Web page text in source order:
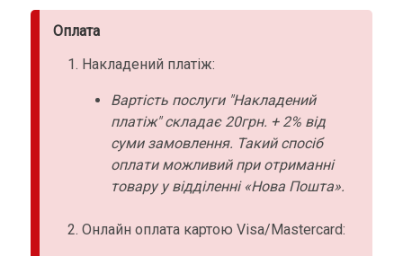
Оплата
Накладений платіж:
Вартість послуги "Накладений
платіж" складає 20грн. + 2% від
суми замовлення. Такий спосіб
оплати можливий при отриманні
товару у відділенні «Нова Пошта».
Онлайн оплата картою Visa/Mastercard: